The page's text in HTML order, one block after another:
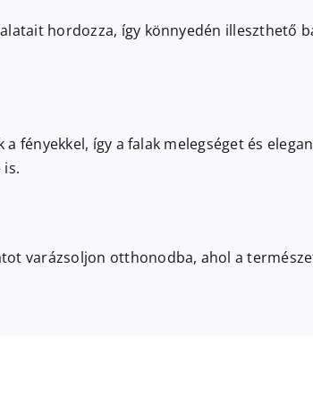
hordozza, így könnyedén illeszthető
fényekkel, így a falak melegséget és
varázsoljon otthonodba, ahol a